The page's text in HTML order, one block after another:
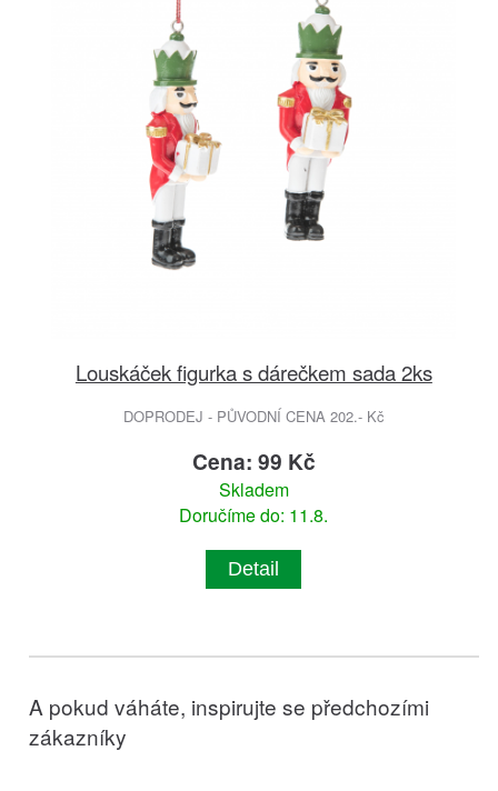
Louskáček figurka s dárečkem sada 2ks
DOPRODEJ - PŮVODNÍ CENA 202.- Kč
Cena: 99 Kč
Skladem
Doručíme do: 11.8.
Detail
A pokud váháte, inspirujte se předchozími
zákazníky